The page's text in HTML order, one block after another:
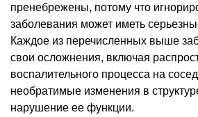
пренебрежены, потому что
заболевания может иметь
Каждое из перечисленных выше
свои осложнения, включая
воспалительного процесса на
необратимые изменения в
нарушение ее функции.